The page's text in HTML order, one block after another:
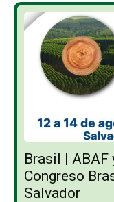
Brasil | ABAF
Congreso
Salvador